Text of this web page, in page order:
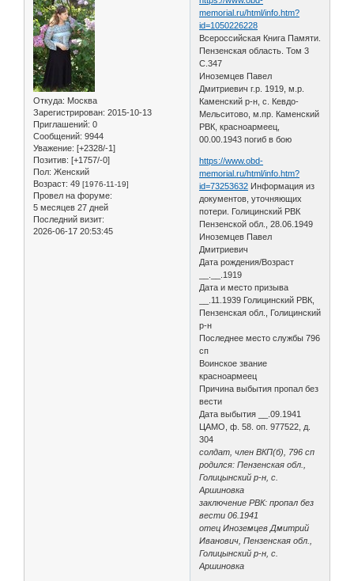
Откуда: Москва
Зарегистрирован: 2015-10-13
Приглашений: 0
Сообщений: 9944
Уважение: [+2328/-1]
Позитив: [+1757/-0]
Пол: Женский
Возраст: 49 [1976-11-19]
Провел на форуме:
5 месяцев 27 дней
Последний визит:
2026-06-17 20:53:45
memorial.ru/html/info.htm?
id=1050226228
Всероссийская Книга Памяти.
Пензенская область. Том 3
С.347
Иноземцев Павел
Дмитриевич г.р. 1919, м.р.
Каменский р-н, с. Кевдо-
Мельситово, м.пр. Каменский
РВК, красноармеец,
00.00.1943 погиб в бою
https://www.obd-
memorial.ru/html/info.htm?
id=73253632 Информация из
документов, уточняющих
потери. Голицинский РВК
Пензенской обл., 28.06.1949
Иноземцев Павел
Дмитриевич
Дата рождения/Возраст
__.__.1919
Дата и место призыва
__.11.1939 Голицинский РВК,
Пензенская обл., Голицинский
р-н
Последнее место службы 796
сп
Воинское звание
красноармеец
Причина выбытия пропал без
вести
Дата выбытия __.09.1941
ЦАМО, ф. 58. оп. 977522, д.
304
солдат, член ВКП(б), 796 сп
родился: Пензенская обл.,
Голицынский р-н, с.
Аршиновка
заключение РВК: пропал без
вести 06.1941
отец Иноземцев Дмитрий
Иванович, Пензенская обл.,
Голицынский р-н, с.
Аршиновка